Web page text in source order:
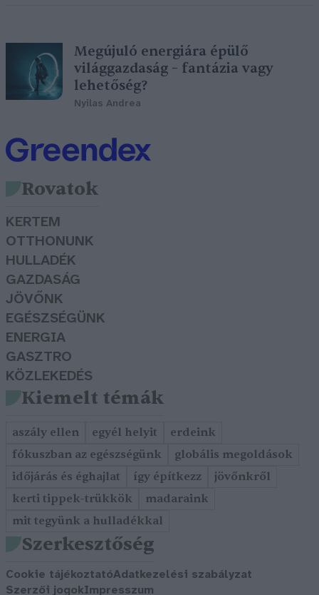
Megújuló energiára épülő
világgazdaság – fantázia vagy
lehetőség?
Nyilas Andrea
Rovatok
KERTEM
OTTHONUNK
HULLADÉK
GAZDASÁG
JÖVŐNK
EGÉSZSÉGÜNK
ENERGIA
GASZTRO
KÖZLEKEDÉS
Kiemelt témák
aszály ellen egyél helyit
erdeink
fókuszban az egészségünk
globális megoldások
időjárás és éghajlat
így építkezz
jövőnkről
kerti tippek-trükkök
madaraink
mit tegyünk a hulladékkal
Szerkesztőség
Cookie tájékoztatóAdatkezelési szabályzat
Szerzői jogokImpresszum